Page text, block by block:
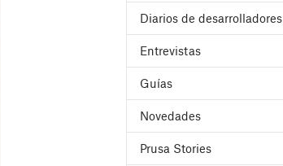
Diarios de desarrolladores
Entrevistas
Guías
Novedades
Prusa Stories